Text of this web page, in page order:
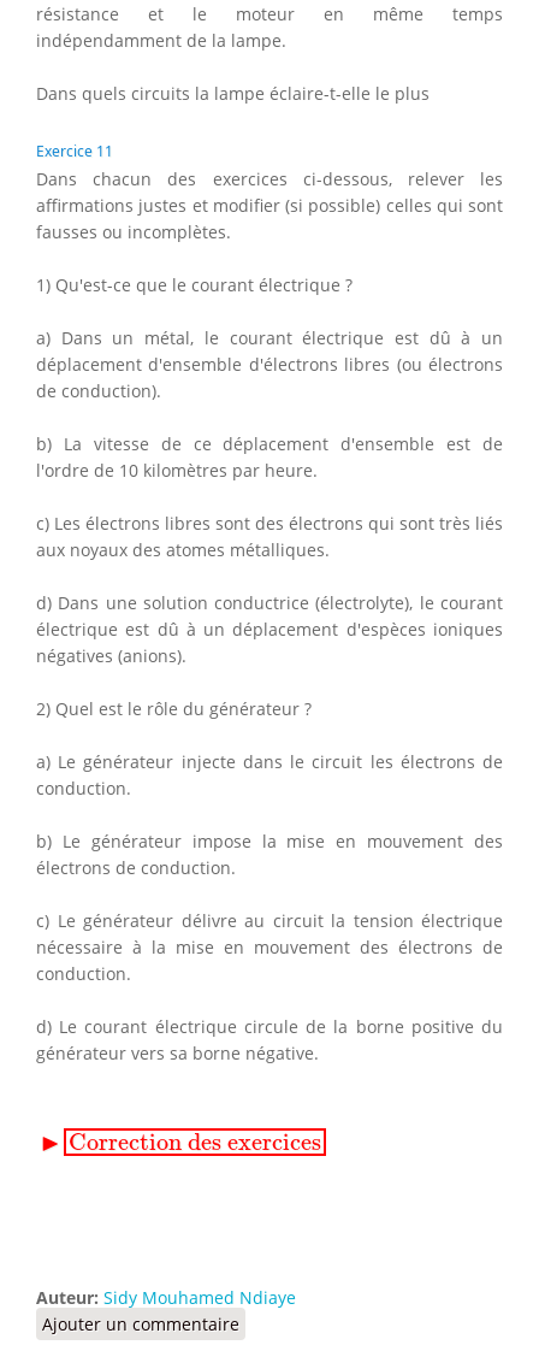
résistance et le moteur en même temps
indépendamment de la lampe.
Dans quels circuits la lampe éclaire-t-elle le plus
Exercice 11
Dans chacun des exercices ci-dessous, relever les
affirmations justes et modifier (si possible) celles qui sont
fausses ou incomplètes.
1) Qu'est-ce que le courant électrique ?
a) Dans un métal, le courant électrique est dû à un
déplacement d'ensemble d'électrons libres (ou électrons
de conduction).
b) La vitesse de ce déplacement d'ensemble est de
l'ordre de 10 kilomètres par heure.
c) Les électrons libres sont des électrons qui sont très liés
aux noyaux des atomes métalliques.
d) Dans une solution conductrice (électrolyte), le courant
électrique est dû à un déplacement d'espèces ioniques
négatives (anions).
2) Quel est le rôle du générateur ?
a) Le générateur injecte dans le circuit les électrons de
conduction.
b) Le générateur impose la mise en mouvement des
électrons de conduction.
c) Le générateur délivre au circuit la tension électrique
nécessaire à la mise en mouvement des électrons de
conduction.
d) Le courant électrique circule de la borne positive du
générateur vers sa borne négative.
▶ Correction des exercices
Correction des exercices
Auteur: Sidy Mouhamed Ndiaye
Ajouter un commentaire